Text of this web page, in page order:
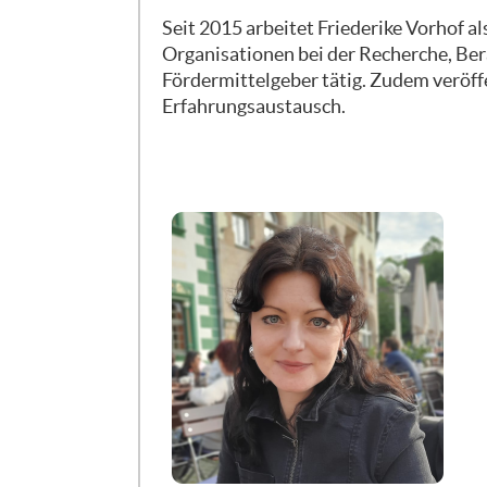
Darüber hinaus, und das hat man
Informationen erhalten. Also
kommen vielleicht auch vom
sollte? Bei kleineren Stiftungen kam
erhaltet oder eben eine
schade, aber das gehört einfach
Grund abfragt für die Ablehnung.
einfach rechtlich nicht anfechtbar
werden. Das heißt, wenn ihr mal
Grund nicht rechtlich anfechten
ihr noch mal in den Kontakt mit
Förderer euch weiter sozusagen,
eingeladen werdet, noch mal in der
Schirm hat.
Seit 2015 arbeitet Friederike Vorhof
Organisationen bei der Recherche,
Fördermittelgeber tätig. Zudem
Erfahrungsaustausch.